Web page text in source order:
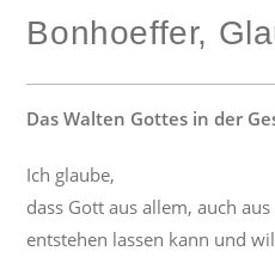
Bonhoeffer,
Das Walten Gottes in der
Ich glaube,
dass Gott aus allem, auch
entstehen lassen kann und